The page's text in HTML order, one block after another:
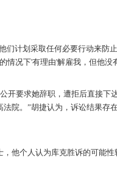
们计划采取任何必要行动来防
情况下'有理由'解雇我，但他没
开要求她辞职，遭拒后直接下
院。”胡捷认为，诉讼结果存
他个人认为库克胜诉的可能